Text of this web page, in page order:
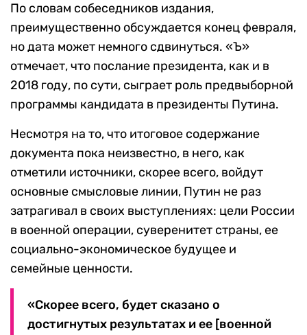
По словам собеседников издания,
преимущественно обсуждается конец февраля,
но дата может немного сдвинуться. «Ъ»
отмечает, что послание президента, как и в
2018 году, по сути, сыграет роль предвыборной
программы кандидата в президенты Путина.
Несмотря на то, что итоговое содержание
документа пока неизвестно, в него, как
отметили источники, скорее всего, войдут
основные смысловые линии, Путин не раз
затрагивал в своих выступлениях: цели России
в военной операции, суверенитет страны, ее
социально-экономическое будущее и
семейные ценности.
«Скорее всего, будет сказано о
достигнутых результатах и ее [военной